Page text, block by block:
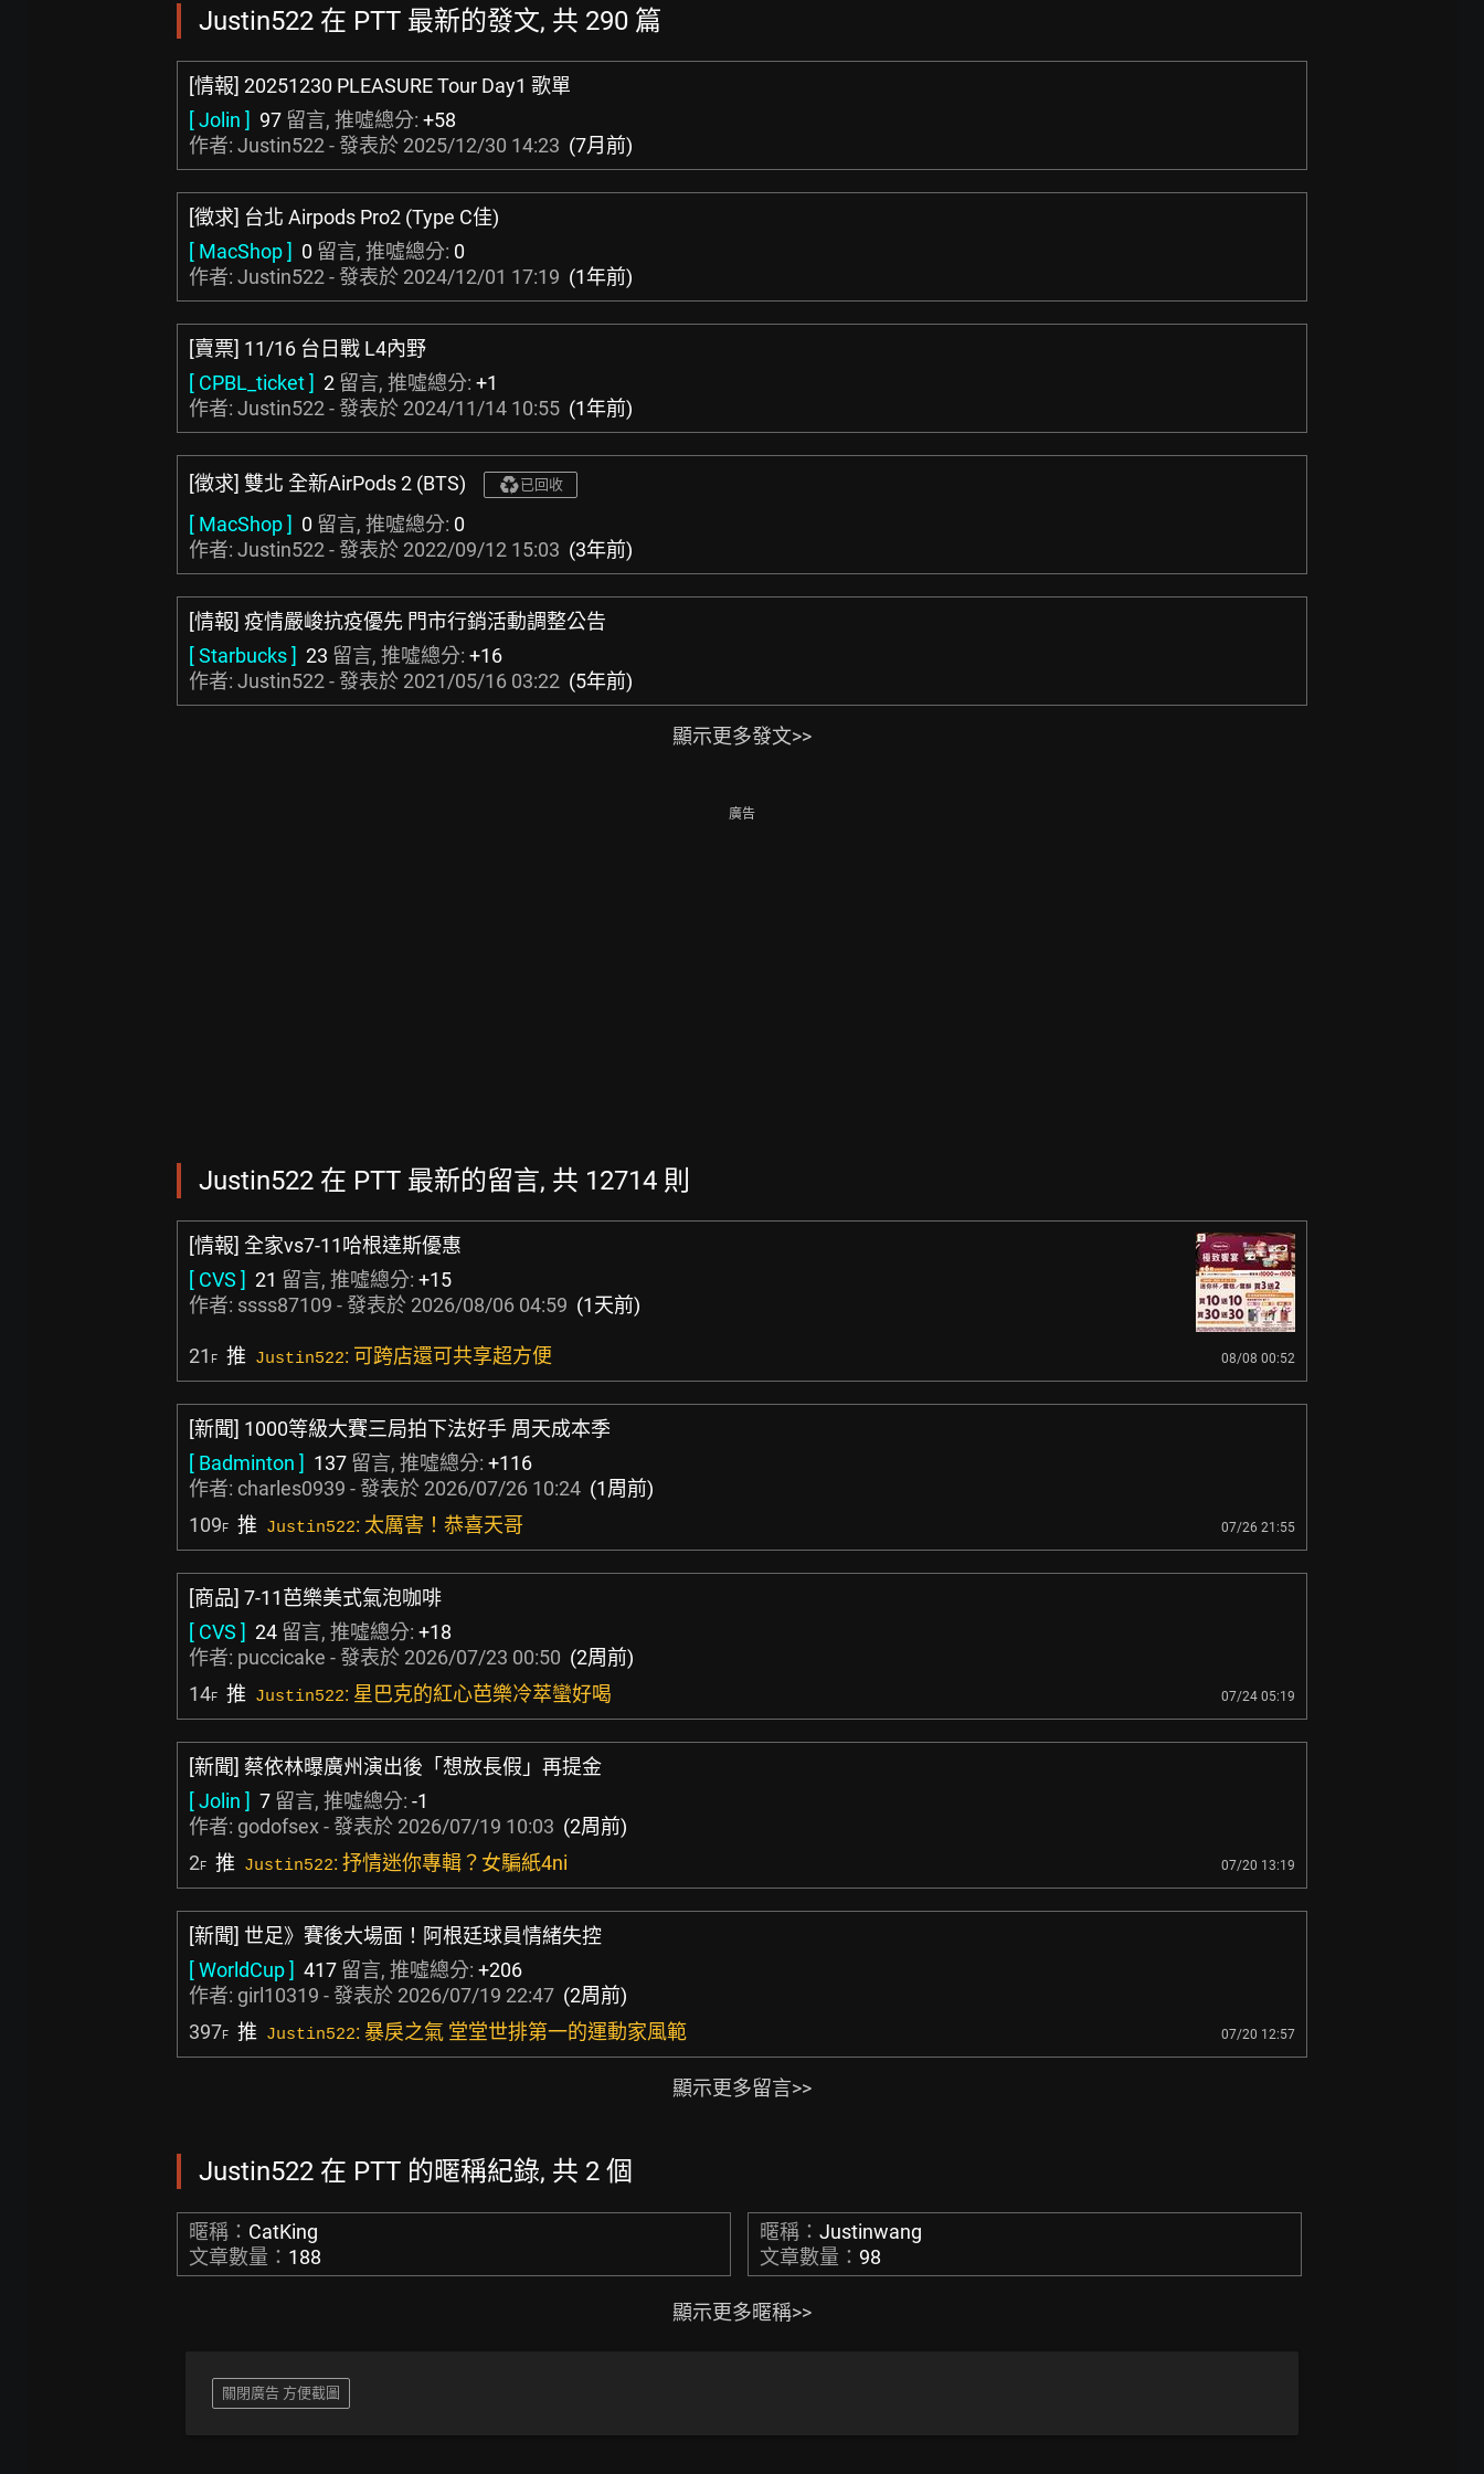
Justin522 在 PTT 最新的發文, 共 290 篇
[情報] 20251230 PLEASURE Tour Day1 歌單
[ Jolin ] 97 留言, 推噓總分: +58
作者: Justin522 - 發表於 2025/12/30 14:23 (7月前)
[徵求] 台北 Airpods Pro2 (Type C佳)
[ MacShop ] 0 留言, 推噓總分: 0
作者: Justin522 - 發表於 2024/12/01 17:19 (1年前)
[賣票] 11/16 台日戰 L4內野
[ CPBL_ticket ] 2 留言, 推噓總分: +1
作者: Justin522 - 發表於 2024/11/14 10:55 (1年前)
[徵求] 雙北 全新AirPods 2 (BTS) 已回收
[ MacShop ] 0 留言, 推噓總分: 0
作者: Justin522 - 發表於 2022/09/12 15:03 (3年前)
[情報] 疫情嚴峻抗疫優先 門市行銷活動調整公告
[ Starbucks ] 23 留言, 推噓總分: +16
作者: Justin522 - 發表於 2021/05/16 03:22 (5年前)
顯示更多發文>>
廣告
Justin522 在 PTT 最新的留言, 共 12714 則
[情報] 全家vs7-11哈根達斯優惠
[ CVS ] 21 留言, 推噓總分: +15
作者: ssss87109 - 發表於 2026/08/06 04:59 (1天前)
21 F 推 Justin522: 可跨店還可共享超方便 08/08 00:52
[新聞] 1000等級大賽三局拍下法好手 周天成本季
[ Badminton ] 137 留言, 推噓總分: +116
作者: charles0939 - 發表於 2026/07/26 10:24 (1周前)
109F 推 Justin522: 太厲害！恭喜天哥 07/26 21:55
[商品] 7-11芭樂美式氣泡咖啡
[ CVS ] 24 留言, 推噓總分: +18
作者: puccicake - 發表於 2026/07/23 00:50 (2周前)
14F 推 Justin522: 星巴克的紅心芭樂冷萃蠻好喝 07/24 05:19
[新聞] 蔡依林曝廣州演出後「想放長假」再提金
[ Jolin ] 7 留言, 推噓總分: -1
作者: godofsex - 發表於 2026/07/19 10:03 (2周前)
2F 推 Justin522: 抒情迷你專輯？女騙紙4ni 07/20 13:19
[新聞] 世足》賽後大場面！阿根廷球員情緒失控
[ WorldCup ] 417 留言, 推噓總分: +206
作者: girl10319 - 發表於 2026/07/19 22:47 (2周前)
397F 推 Justin522: 暴戾之氣 堂堂世排第一的運動家風範 07/20 12:57
顯示更多留言>>
Justin522 在 PTT 的暱稱紀錄, 共 2 個
暱稱： CatKing
文章數量： 188
暱稱： Justinwang
文章數量： 98
顯示更多暱稱>>
關閉廣告 方便截圖